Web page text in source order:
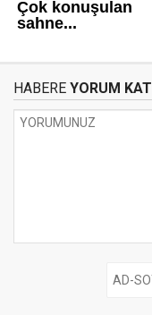
HABERE YORUM KAT